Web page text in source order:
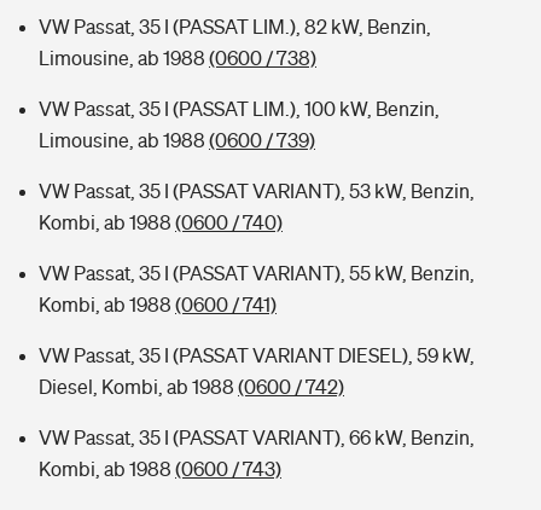
VW Passat, 35 I (PASSAT LIM.), 82 kW, Benzin,
Limousine, ab 1988 (0600 / 738)
VW Passat, 35 I (PASSAT LIM.), 100 kW, Benzin,
Limousine, ab 1988 (0600 / 739)
VW Passat, 35 I (PASSAT VARIANT), 53 kW, Benzin,
Kombi, ab 1988 (0600 / 740)
VW Passat, 35 I (PASSAT VARIANT), 55 kW, Benzin,
Kombi, ab 1988 (0600 / 741)
VW Passat, 35 I (PASSAT VARIANT DIESEL), 59 kW,
Diesel, Kombi, ab 1988 (0600 / 742)
VW Passat, 35 I (PASSAT VARIANT), 66 kW, Benzin,
Kombi, ab 1988 (0600 / 743)